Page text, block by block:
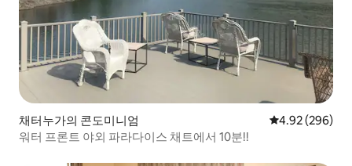
채터누가의 콘도미니엄 평점 4.92점(5
4.92 (296)
워터 프론트 야외 파라다이스 채트에서 10분!!